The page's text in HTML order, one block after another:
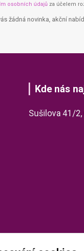
osobních údajů za účelem
žádná novinka, akční
Kde nás
Sušilova 41/